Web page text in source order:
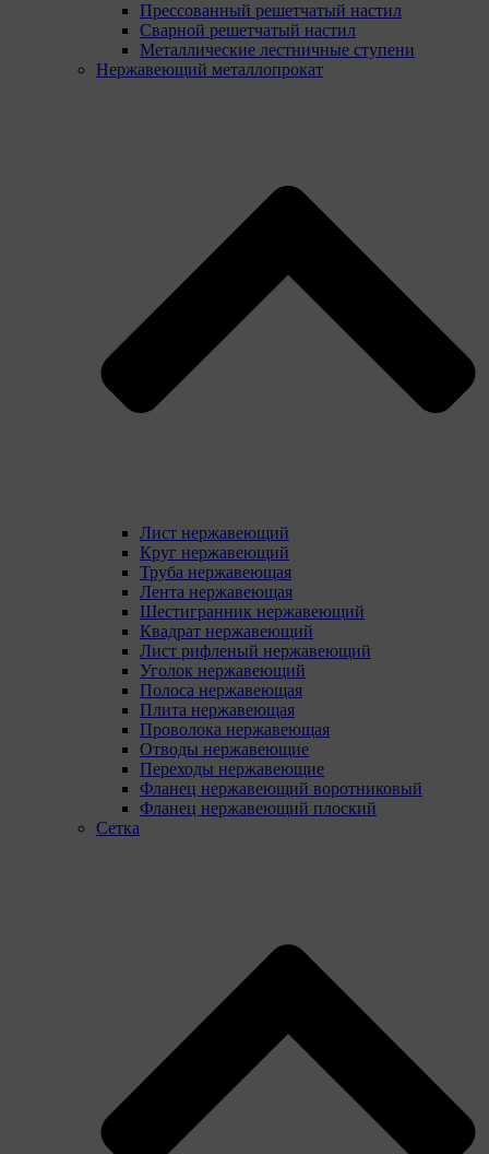
Прессованный решетчатый настил
Сварной решетчатый настил
Металлические лестничные ступени
Нержавеющий металлопрокат
Лист нержавеющий
Круг нержавеющий
Труба нержавеющая
Лента нержавеющая
Шестигранник нержавеющий
Квадрат нержавеющий
Лист рифленый нержавеющий
Уголок нержавеющий
Полоса нержавеющая
Плита нержавеющая
Проволока нержавеющая
Отводы нержавеющие
Переходы нержавеющие
Фланец нержавеющий воротниковый
Фланец нержавеющий плоский
Сетка